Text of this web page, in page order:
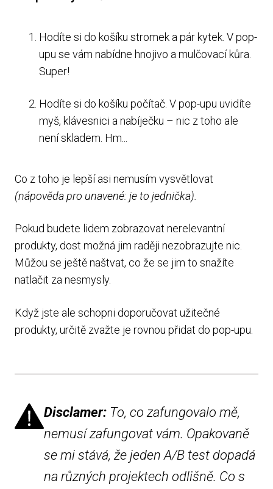
Hodíte si do košíku stromek a pár kytek. V pop-
upu se vám nabídne hnojivo a mulčovací kůra.
Super!
Hodíte si do košíku počítač. V pop-upu uvidíte
myš, klávesnici a nabíječku – nic z toho ale
není skladem. Hm...
Co z toho je lepší asi nemusím vysvětlovat
(nápověda pro unavené: je to jednička).
Pokud budete lidem zobrazovat nerelevantní
produkty, dost možná jim raději nezobrazujte nic.
Můžou se ještě naštvat, co že se jim to snažíte
natlačit za nesmysly.
Když jste ale schopni doporučovat užitečné
produkty, určitě zvažte je rovnou přidat do pop-upu.
Disclamer: To, co zafungovalo mě,
nemusí zafungovat vám. Opakovaně
se mi stává, že jeden A/B test dopadá
na různých projektech odlišně. Co s